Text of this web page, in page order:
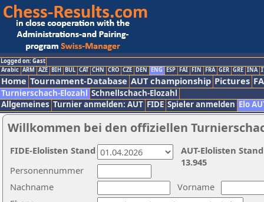
Logged on: Gast
Arabic ARM AZE BIH BUL CAT CHN CRO CZE DEN ENG ESP FAI FIN FRA GER GRE INA
Home Tournament-Database AUT championship Pictures
Turnierschach-Elozahl Schnellschach-Elozahl
Allgemeines Turnier anmelden: AUT FIDE Spieler anmelden Elo
Willkommen bei den offiziellen
Nachname
Vorname
Personennummer
AUT-Elolisten
13.945
FIDE-Elolisten Stand